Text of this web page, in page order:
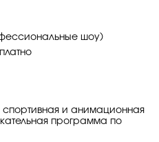
шоу)
и анимационная
программа по